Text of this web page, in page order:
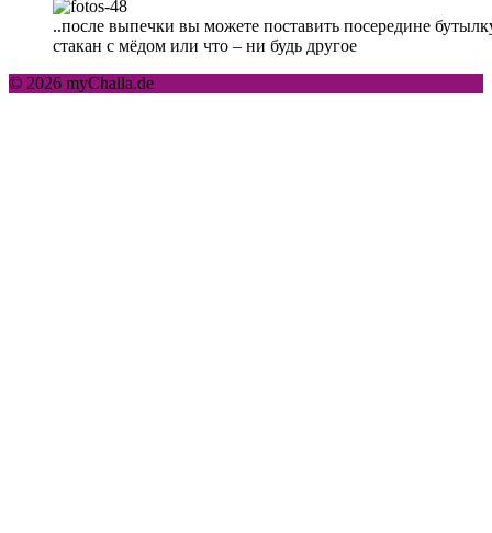
..после выпечки вы можете поставить посередине
стакан с мёдом или что – ни будь другое
© 2026 myChalla.de